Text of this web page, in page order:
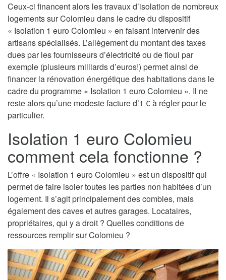
Ceux-ci financent alors les travaux d’isolation de nombreux
logements sur Colomieu dans le cadre du dispositif
« Isolation 1 euro Colomieu » en faisant intervenir des
artisans spécialisés. L’allègement du montant des taxes
dues par les fournisseurs d’électricité ou de fioul par
exemple (plusieurs milliards d’euros!) permet ainsi de
financer la rénovation énergétique des habitations dans le
cadre du programme « Isolation 1 euro Colomieu ». Il ne
reste alors qu’une modeste facture d’1 € à régler pour le
particulier.
Isolation 1 euro Colomieu
comment cela fonctionne ?
L’offre « Isolation 1 euro Colomieu » est un dispositif qui
permet de faire isoler toutes les parties non habitées d’un
logement. Il s’agit principalement des combles, mais
également des caves et autres garages. Locataires,
propriétaires, qui y a droit ? Quelles conditions de
ressources remplir sur Colomieu ?